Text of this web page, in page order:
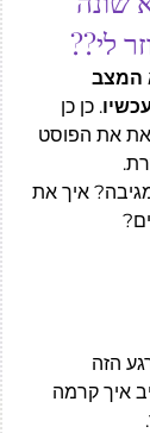
לי??
המצב
. כן כן
את הפוסט
איך את
הזה
איך קרמה